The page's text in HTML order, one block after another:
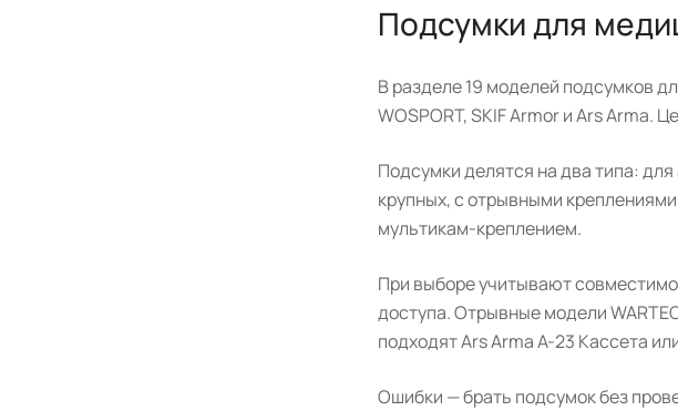
Подсумки для
В разделе 19 моделей подсумков
WOSPORT, SKIF Armor и Ars Arma.
Подсумки делятся на два типа:
крупных, с отрывными
мультикам-креплением.
При выборе учитывают
доступа. Отрывные модели
подходят Ars Arma А-23 Кассета
Ошибки — брать подсумок без